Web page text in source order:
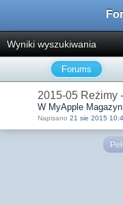
Wyniki wyszukiwania
Forums
2015-05 Reżimy
W MyApple Magazyn
Napisano 21 sie 2015